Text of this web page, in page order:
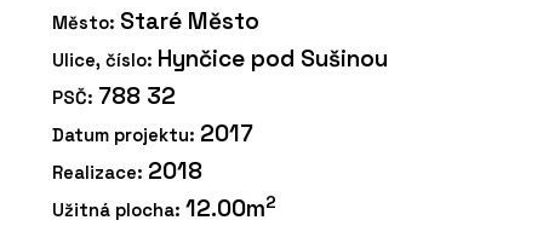
Město: Staré Město
Ulice, číslo: Hynčice pod Sušinou
PSČ: 788 32
Datum projektu: 2017
Realizace: 2018
Užitná plocha: 12.00m2